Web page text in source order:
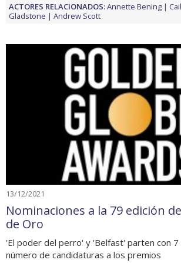
ACTORES RELACIONADOS:Annette Bening
Gladstone
Andrew Scott
13/12/2021
Nominaciones a la 79 edición
de Oro
'El poder del perro' y 'Belfast' parten con 7
número de candidaturas a los premios